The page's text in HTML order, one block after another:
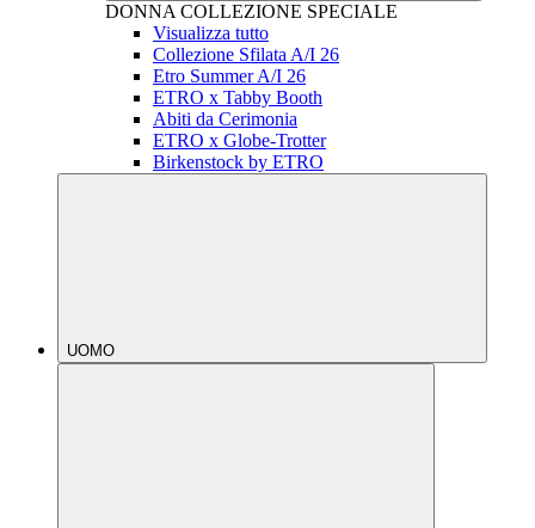
DONNA COLLEZIONE SPECIALE
Visualizza tutto
Collezione Sfilata A/I 26
Etro Summer A/I 26
ETRO x Tabby Booth
Abiti da Cerimonia
ETRO x Globe-Trotter
Birkenstock by ETRO
UOMO